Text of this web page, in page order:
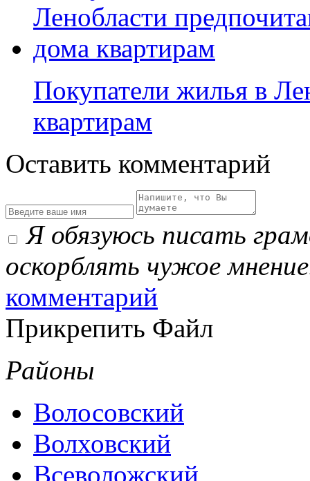
Покупатели жилья в
квартирам
Оставить комментарий
Я обязуюсь писать
оскорблять чужое
комментарий
Прикрепить Файл
Районы
Волосовский
Волховский
Всеволожский